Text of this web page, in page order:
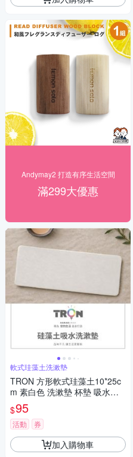
Andymay2 打造有序生活空間
滿299大優惠
軟式珪藻土洗漱墊
TRON 方形軟式珪藻土10*25c
m 素白色 洗漱墊 杯墊 吸水墊
皂墊
$95
活動 券
加入購物車